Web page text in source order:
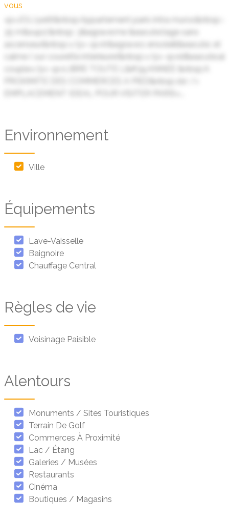
vous
Environnement
Ville
Équipements
Lave-Vaisselle
Baignoire
Chauffage Central
Règles de vie
Voisinage Paisible
Alentours
Monuments / Sites Touristiques
Terrain De Golf
Commerces À Proximité
Lac / Étang
Galeries / Musées
Restaurants
Cinéma
Boutiques / Magasins